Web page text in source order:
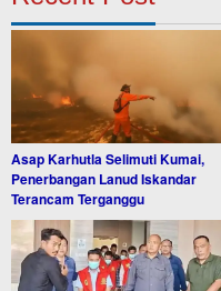
Asap Karhutla Selimuti Kumai,
Penerbangan Lanud Iskandar
Terancam Terganggu